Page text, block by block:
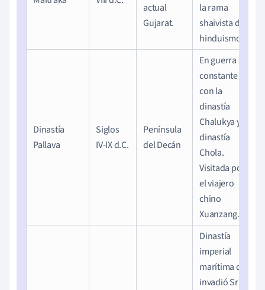
actual
Gujarat.
la rama
shaivista del
hinduismo.
Dinastía
Pallava
Siglos
IV-IX d.C.
Península
del Decán
En guerra
constante
con la
dinastía
Chalukya y la
dinastía
Chola.
Visitada por
el viajero
chino
Xuanzang.
Dinastía
imperial
marítima que
invadió Sri